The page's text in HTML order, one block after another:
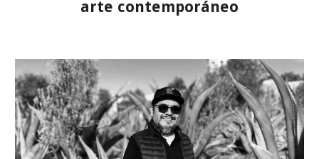
arte contemporáneo